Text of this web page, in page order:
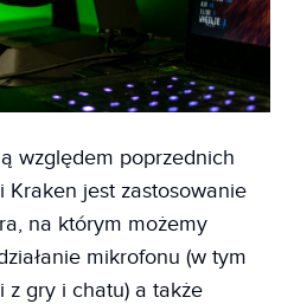
względem poprzednich
Kraken jest zastosowanie
na którym możemy
mikrofonu (w tym
z gry i chatu) a także